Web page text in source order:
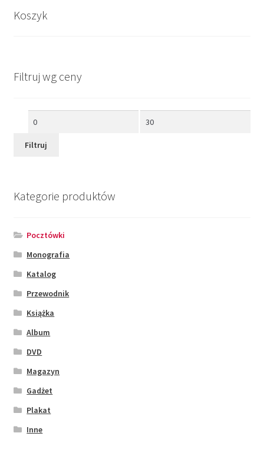
Koszyk
Filtruj wg ceny
Cena
Cena
Filtruj
Kategorie produktów
Pocztówki
Monografia
Katalog
Przewodnik
Książka
Album
DVD
Magazyn
Gadżet
Plakat
Inne